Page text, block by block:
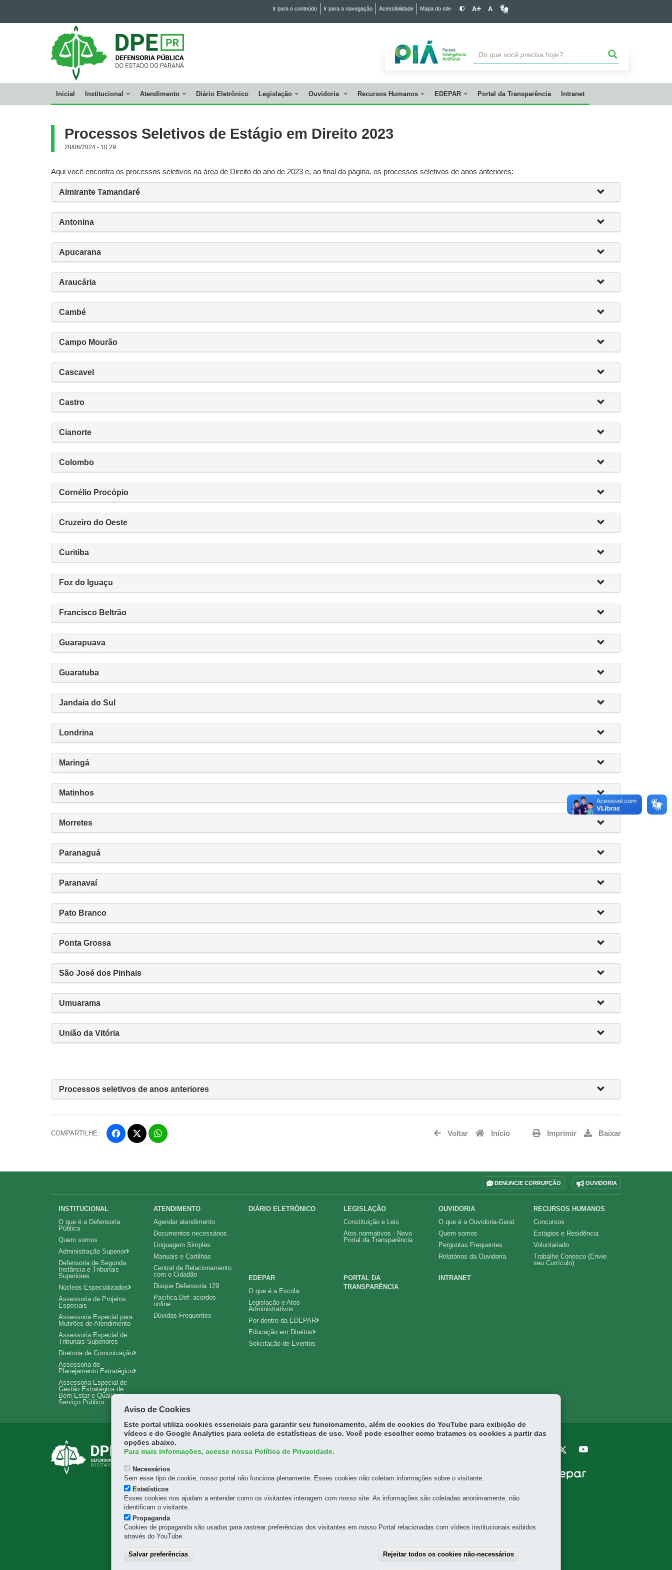
Ir para o conteúdo Ir para a navegação Acessibilidade Mapa do site
DEFENSORIA
PÚBLICA
DO
ESTADO
PARANÁ
Navegação
Inicial Institucional Atendimento Diário Eletrônico Legislação Ouvidoria Recursos Humanos EDEPAR Portal da Transparência Intranet
Processos Seletivos de Estágio em Direito 2023
28/06/2024 - 10:29
Aqui você encontra os processos seletivos na área de Direito do ano de 2023 e, ao final da página, os processos seletivos de anos anteriores:
Almirante Tamandaré
Antonina
Apucarana
Araucária
Cambé
Campo Mourão
Cascavel
Castro
Cianorte
Colombo
Cornélio Procópio
Cruzeiro do Oeste
Curitiba
Foz do Iguaçu
Francisco Beltrão
Guarapuava
Guaratuba
Jandaia do Sul
Londrina
Maringá
Matinhos
Morretes
Paranaguá
Paranavaí
Pato Branco
Ponta Grossa
São José dos Pinhais
Umuarama
União da Vitória
Processos seletivos de anos anteriores
COMPARTILHE:
Fa
ce
ok
Ap
Voltar Início Imprimir Baixar
DENUNCIE CORRUPÇÃO OUVIDORIA
Navegação
principal
INSTITUCIONAL
O que é a Defensoria
Pública
Quem somos
Administração Superior
Defensoria de Segunda
Instância e Tribunais
Superiores
Núcleos Especializados
Assessoria de Projetos
Especiais
Assessoria Especial para
Mutirões de Atendimento
Assessoria Especial de
Tribunais Superiores
Diretoria de Comunicação
Assessoria de
Planejamento Estratégico
Assessoria Especial de
Gestão Estratégica de
Bem-Estar e Qualidade no
Serviço Público
ATENDIMENTO
Agendar atendimento
Documentos necessários
Linguagem Simples
Manuais e Cartilhas
Central de Relacionamento
com o Cidadão
Disque Defensoria 129
Pacifica.Def: acordos
online
Dúvidas Frequentes
DIÁRIO ELETRÔNICO
LEGISLAÇÃO
Constituição e Leis
Atos normativos - Novo
Portal da Transparência
OUVIDORIA
O que é a Ouvidoria-Geral
Quem somos
Perguntas Frequentes
Relatórios da Ouvidoria
RECURSOS HUMANOS
Concursos
Estágios e Residência
Voluntariado
Trabalhe Conosco (Envie
seu Currículo)
EDEPAR
O que é a Escola
Legislação e Atos
Administrativos
Por dentro da EDEPAR
Educação em Direitos
Solicitação de Eventos
PORTAL DA
TRANSPARÊNCIA
INTRANET
DEFENSORIA PÚBLICA DO PARANÁ - ATENDIMENTO CENTRAL
80020-130
DEFENSORIA PÚBLICA DO PARANÁ - SEDE ADMINISTRATIVA
Rua Mateus Leme, 1908 - Centro Cívico
(41) 3313-7336
DEFENSORIA PÚBLICA DO PARANÁ - SEDE DOS NÚCLEOS ESPECIALIZADOS
Rua Benjamin Lins, 779 - Batel
Aviso de Cookies
Este portal utiliza cookies essenciais para garantir seu funcionamento, além de cookies do YouTube para exibição de
vídeos e do Google Analytics para coleta de estatísticas de uso. Você pode escolher como tratamos os cookies a partir das
opções abaixo.
Para mais informações, acesse nossa Política de Privacidade.
Necessários
Sem esse tipo de cookie, nosso portal não funciona plenamente. Esses cookies não coletam informações sobre o visitante.
Estatísticos
Esses cookies nos ajudam a entender como os visitantes interagem com nosso site. As informações são coletadas anonimamente, não
identificam o visitante.
Propaganda
Cookies de propaganda são usados para rastrear preferências dos visitantes em nosso Portal relacionadas com vídeos institucionais exibidos
através do YouTube.
Salvar preferências Rejeitar todos os cookies não-necessários